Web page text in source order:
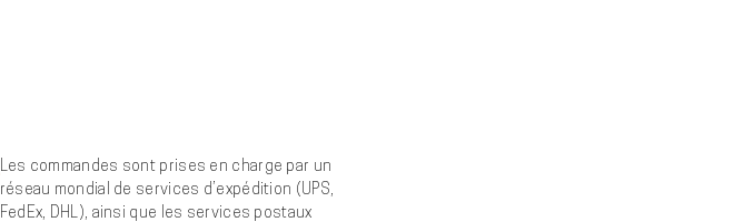
Les commandes sont prises en charge par un
réseau mondial de services d’expédition (UPS,
FedEx, DHL), ainsi que les services postaux